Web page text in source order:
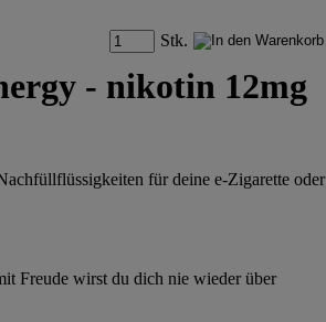
Stk.
- nikotin 12mg
für deine e-Zigarette oder
Freude wirst du dich nie wieder über